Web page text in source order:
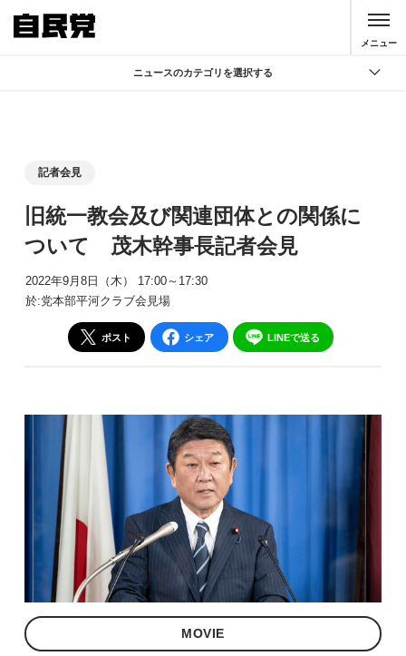
メニュー
ニュースのカテゴリを選択する
記者会見
旧統一教会及び関連団体との関係に
ついて 茂木幹事長記者会見
2022年9月8日（木） 17:00～17:30
於:党本部平河クラブ会見場
ポスト シェア LINEで送る
MOVIE